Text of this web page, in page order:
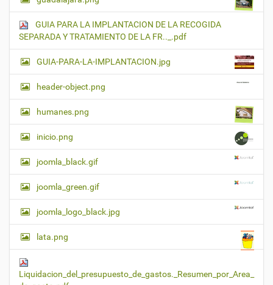
GUIA PARA LA IMPLANTACION DE LA RECOGIDA
SEPARADA Y TRATAMIENTO DE LA FR.._.pdf
GUIA-PARA-LA-IMPLANTACION.jpg
header-object.png
humanes.png
inicio.png
joomla_black.gif
joomla_green.gif
joomla_logo_black.jpg
lata.png
Liquidacion_del_presupuesto_de_gastos._Resumen_por_Area_